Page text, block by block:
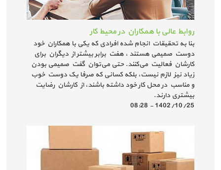
روابط عالی با همکاران در محیط کار
بنا به تحقیقات انجام شده افرادی که یکی با همکاران خود
دوست صمیمی هستند ، هفت برابر بیشتر از دیگران برای
کارشان فعالیت می‌کنند. حتی می‌توان گفت صمیمی بودن
زیاد نیز لازم نیست، بلکه کسانی که صرفا یک دوست خوب
و مناسب در محل کار خود داشته باشند، از کارشان رضایت
بیشتری دارند.
1402/10/25 - 08:28